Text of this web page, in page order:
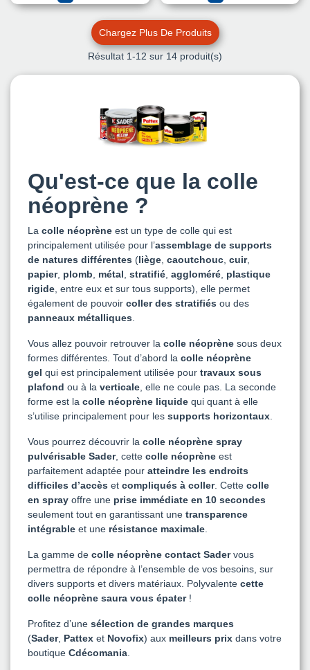
Chargez Plus De Produits
Résultat 1-12 sur 14 produit(s)
Qu'est-ce que la colle
néoprène ?
La colle néoprène est un type de colle qui est
principalement utilisée pour l’assemblage de supports
de natures différentes (liège caoutchouc cuir,
papier, plomb métal stratifié aggloméré plastique
rigide , entre eux et sur tous supports), elle permet
également de pouvoir coller des stratifiés ou des
panneaux métalliques
Vous allez pouvoir retrouver la colle néoprène sous deux
formes différentes. Tout d’abord la colle néoprène
gel qui est principalement utilisée pour travaux sous
plafond ou à la verticale , elle ne coule pas. La seconde
forme est la colle néoprène liquide qui quant à elle
s’utilise principalement pour les supports horizontaux
Vous pourrez découvrir la colle néoprène spray
pulvérisable Sader, cette colle néoprène est
parfaitement adaptée pour atteindre les endroits
difficiles d’accès et compliqués à coller. Cette colle
en spray offre une prise immédiate en 10 secondes
seulement tout en garantissant une transparence
intégrable et une résistance maximale
La gamme de colle néoprène contact Sadervous
permettra de répondre à l’ensemble de vos besoins, sur
divers supports et divers matériaux. Polyvalente cette
colle néoprène saura vous épater!
Profitez d’une sélection de grandes marques
(Sader, Pattex et Novofix) aux meilleurs prix dans votre
boutique Cdécomania